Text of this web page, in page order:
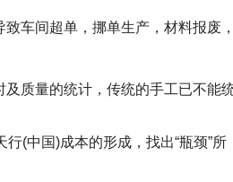
车间超单，挪单生产，材料报废，
质量的统计，传统的手工已不能
(中国)成本的形成，找出“瓶颈”所